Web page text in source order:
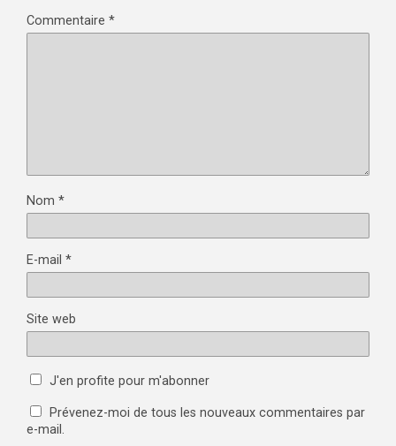
Commentaire *
Nom *
E-mail *
Site web
J'en profite pour m'abonner
Prévenez-moi de tous les nouveaux commentaires par
e-mail.